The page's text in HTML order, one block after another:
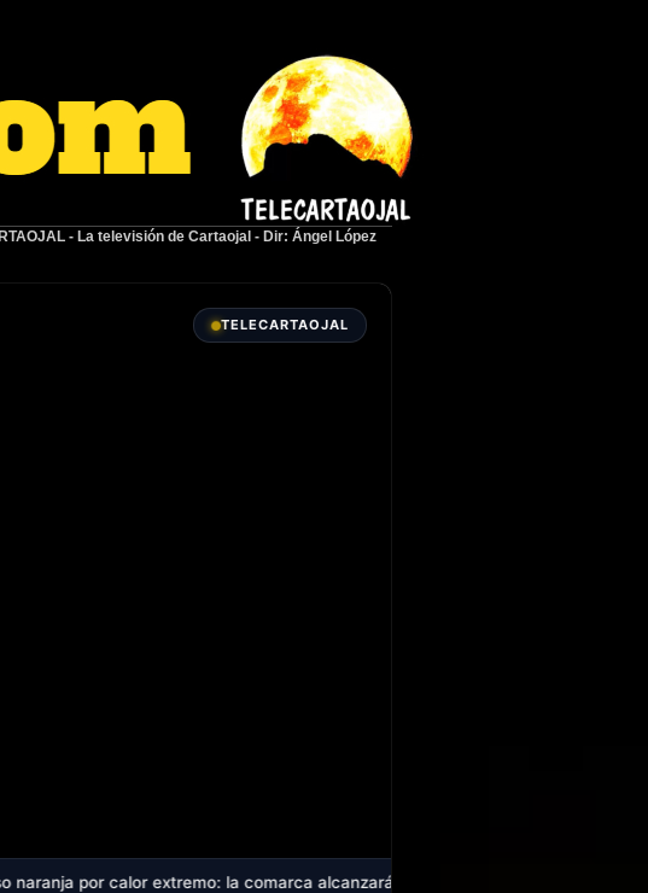
- La televisión de Cartaojal - Dir: Ángel López
TELECARTAOJAL
la comarca alcanzará los 40 ºC en plena ola de calor que afecta a casi